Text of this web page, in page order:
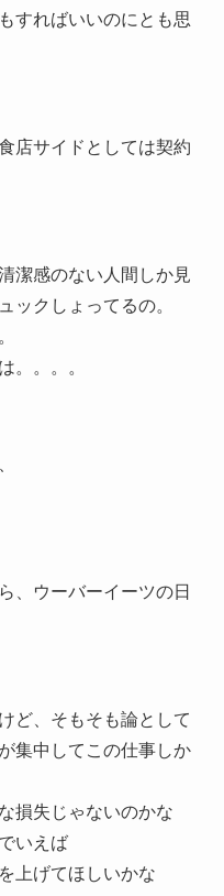
すればいいのにとも思
店サイドとしては契約
潔感のない人間しか見
ックしょってるの。
。。。。
、ウーバーイーツの日
ど、そもそも論として
集中してこの仕事しか
損失じゃないのかな
いえば
上げてほしいかな